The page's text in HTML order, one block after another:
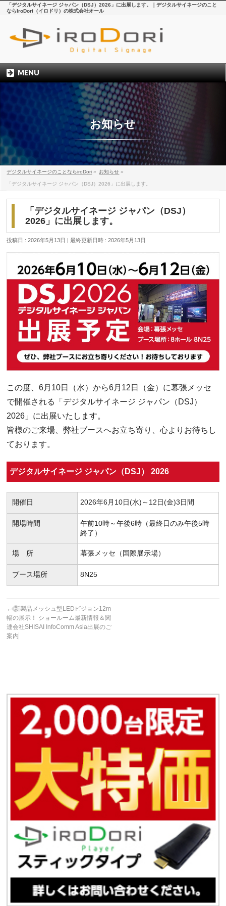
「デジタルサイネージ ジャパン（DSJ）2026」に出展します。｜デジタルサイネージのこと
ならIroDori（イロドリ）の株式会社オール
MENU
お知らせ
デジタルサイネージのことならiroDori » お知らせ »
「デジタルサイネージ ジャパン（DSJ）2026」に出展します。
「デジタルサイネージ ジャパン（DSJ）
2026」に出展します。
投稿日 : 2026年5月13日 最終更新日時 : 2026年5月13日
この度、6月10日（水）から6月12日（金）に幕張メッセ
で開催される「デジタルサイネージ ジャパン（DSJ）
2026」に出展いたします。
皆様のご来場、弊社ブースへお立ち寄り、心よりお待ちし
ております。
デジタルサイネージ ジャパン（DSJ） 2026
開催日 2026年6月10日(水)～12日(金)3日間
開場時間
午前10時～午後6時（最終日のみ午後5時
終了）
場 所 幕張メッセ（国際展示場）
ブース場所 8N25
←新製品メッシュ型LEDビジョン12m
幅の展示！ ショールーム最新情報＆関
連会社SHISAI InfoComm Asia出展のご
案内